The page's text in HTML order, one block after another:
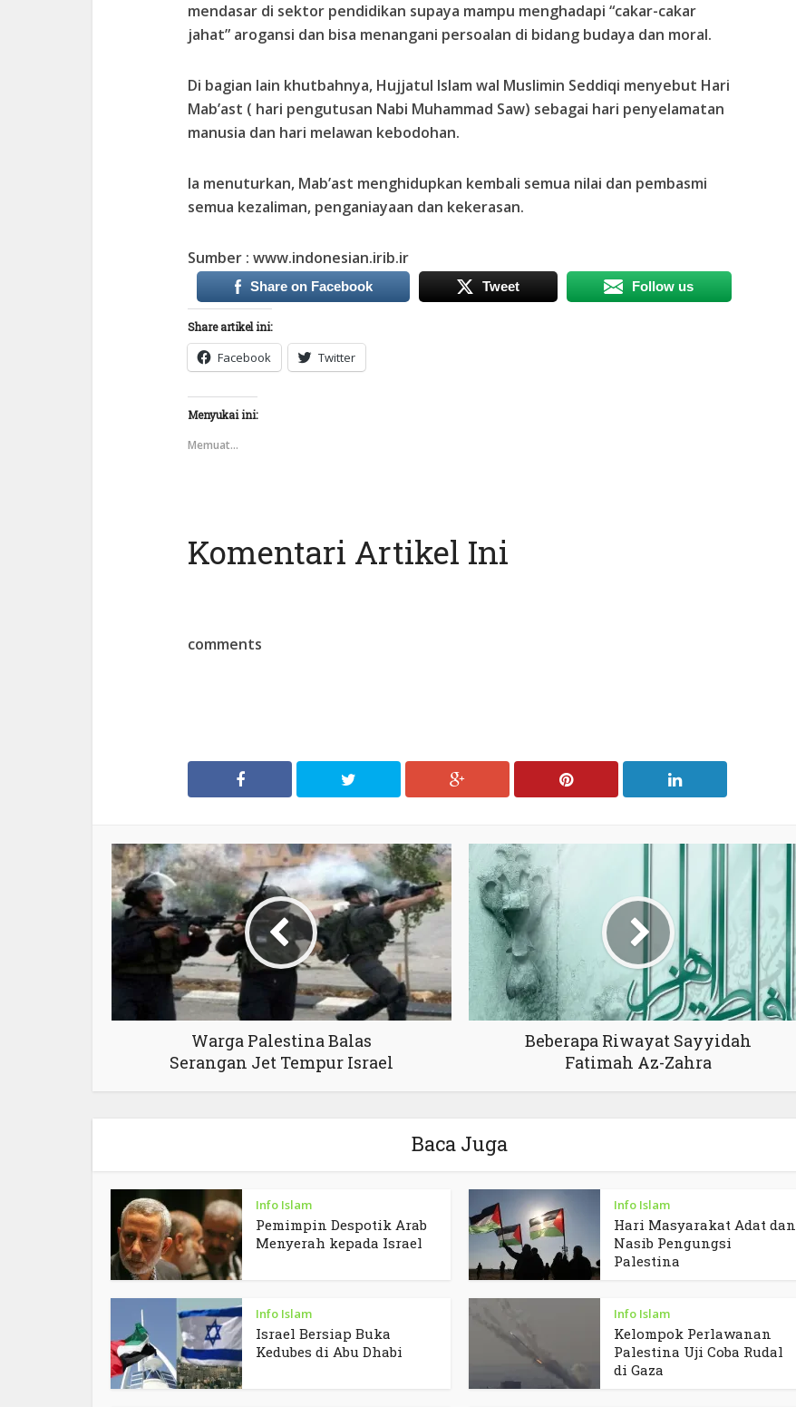
mendasar di sektor pendidikan supaya mampu menghadapi “cakar-cakar
jahat” arogansi dan bisa menangani persoalan di bidang budaya dan moral.
Di bagian lain khutbahnya, Hujjatul Islam wal Muslimin Seddiqi menyebut Hari
Mab’ast ( hari pengutusan Nabi Muhammad Saw) sebagai hari penyelamatan
manusia dan hari melawan kebodohan.
Ia menuturkan, Mab’ast menghidupkan kembali semua nilai dan pembasmi
semua kezaliman, penganiayaan dan kekerasan.
Sumber : www.indonesian.irib.ir
Share on Facebook Tweet Follow us
Share artikel ini:
Facebook Twitter
Menyukai ini:
Memuat...
Komentari Artikel Ini
comments
Warga Palestina Balas
Serangan Jet Tempur Israel
Beberapa Riwayat Sayyidah
Fatimah Az-Zahra
Baca Juga
Info Islam
Pemimpin Despotik Arab
Menyerah kepada Israel
Info Islam
Hari Masyarakat Adat dan
Nasib Pengungsi
Palestina
Info Islam
Israel Bersiap Buka
Kedubes di Abu Dhabi
Info Islam
Kelompok Perlawanan
Palestina Uji Coba Rudal
di Gaza